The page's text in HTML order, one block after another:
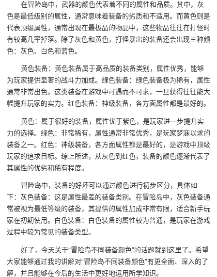
在冒险岛中，武器的颜色代表着不同的属性和品质。其中，灰
色是最低级别的属性，通常意味着装备的劣质和不适用。而黄色则是
代表顶级属性，通常出现在最极品的物品中，这些物品往往在打怪时
有较高几率掉落。除了灰色和黄色，打怪暴出的装备还会出现三种颜
色：灰色、白色和蓝色。
黄色装备：黄色装备属于高品质的装备类别，属性优秀，能够
为玩家提供显著的战斗力加成。绿色装备：绿色装备极为稀有，属性
通常非常出色。这类装备在游戏中可遇而不可求，一旦获得往往能大
幅提升玩家的实力。红色装备：神级装备，各方面属性都是最好的。
黄色：属于很好的装备，属性优于紫色，是玩家进一步提升实
力的选择。绿色：非常稀有，属性通常非常优秀，是玩家梦寐以求的
装备之一。红色：神级装备，各方面属性都是最好的，是游戏中顶级
玩家的追求目标。综上所述，从灰色到红色，装备的颜色逐渐代表了
其属性的优劣和稀有程度。
冒险岛中，装备的好坏可以通过颜色进行初步区分，具体如
下：灰色装备：这是属性最差的装备类别。在冒险岛中，灰色装备通
常被视为最低等级的装备，其提供的属性加成非常有限，适合新手玩
家在初期使用。白色装备：白色装备的属性较为普通，是玩家在游戏
过程中较为常见的装备类型。
好了，今天关于“冒险岛不同装备颜色”的话题就到这里了。希望
大家能够通过我的讲解对“冒险岛不同装备颜色”有更全面、深入的了
解，并且能够在今后的生活中更好地运用所学知识。